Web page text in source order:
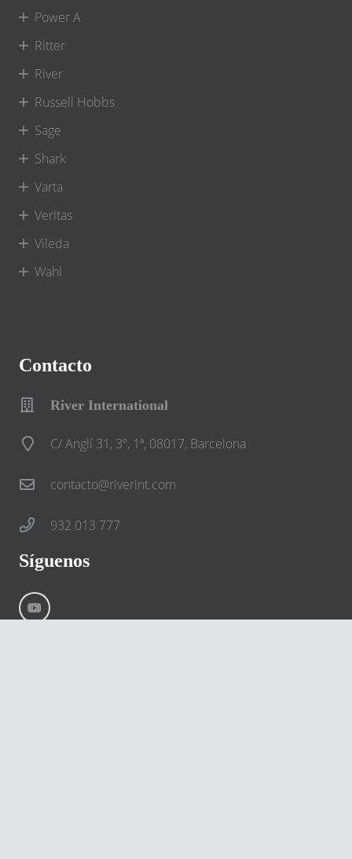
Power A
Ritter
River
Russell Hobbs
Sage
Shark
Varta
Veritas
Vileda
Wahl
Contacto
River International
C/ Anglí 31, 3º, 1ª, 08017, Barcelona
contacto@riverint.com
932 013 777
Síguenos